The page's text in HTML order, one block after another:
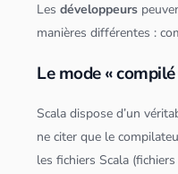
Lesdéveloppeurs
manières différentes :
Le mode « compilé
Scala dispose d’un
ne citer que le
les fichiers Scala (fichiers